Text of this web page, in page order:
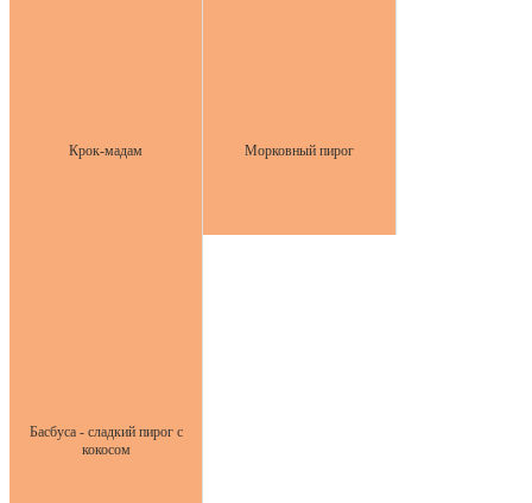
Крок-мадам Морковный пирог
Басбуса - сладкий пирог с
кокосом